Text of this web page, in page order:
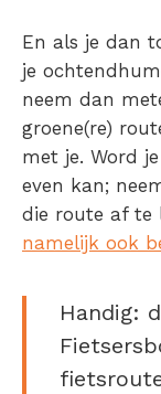
En als je dan
je
neem dan
groene(re)
met je. Word
even kan;
die route af te
namelijk ook
Handig: